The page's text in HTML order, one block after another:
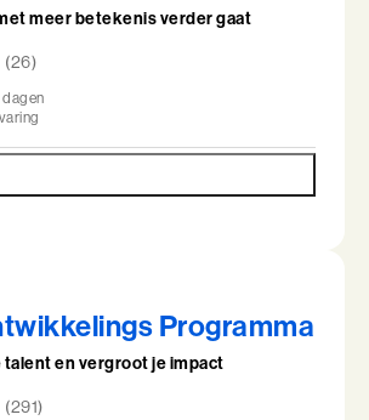
(BaakBoost)
Programma
Programma (BaakBoost)
meer betekenis verder gaat
(26)
dagen
Programma
talent en vergroot je impact
(291)